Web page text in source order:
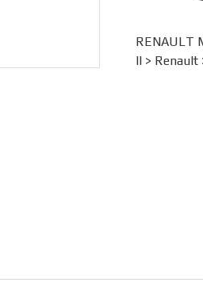
RENAULT
II> Renault